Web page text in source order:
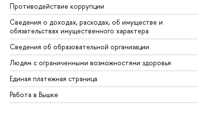
Противодействие коррупции
Сведения о доходах, расходах, об имуществе и
обязательствах имущественного характера
Сведения об образовательной организации
Людям с ограниченными возможностями здоровья
Единая платежная страница
Работа в Вышке